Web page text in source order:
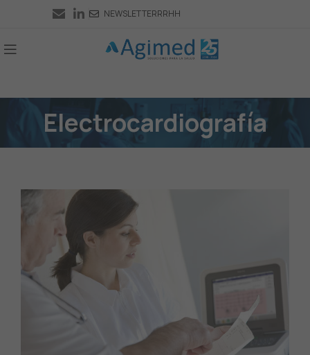
NEWSLETTERRRHH
Electrocardiografía